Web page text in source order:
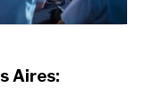
Aires: